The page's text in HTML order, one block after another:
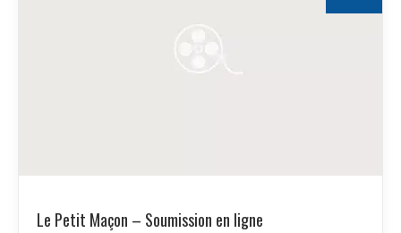
Le Petit Maçon – Soumission en ligne